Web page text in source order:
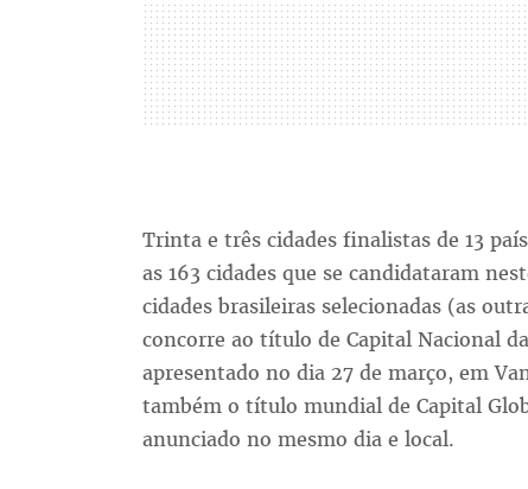
Trinta e três cidades finalistas de 13
as 163 cidades que se candidataram
cidades brasileiras selecionadas (as
concorre ao título de Capital Nacional
apresentado no dia 27 de março, em
também o título mundial de Capital
anunciado no mesmo dia e local.